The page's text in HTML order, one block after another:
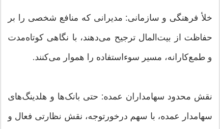
خلأ فرهنگی و سازمانی: مدیرانی که منافع شخصی را بر
حفاظت از بیت‌المال ترجیح می‌دهند، با نگاهی کوتاه‌مدت
و طمع‌کارانه، مسیر سوءاستفاده را هموار می‌کنند.
نقش محدود سهامداران عمده: حتی بانک‌ها و هلدینگ‌های
سهامدار عمده، با سهم درخورتوجه، نقش نظارتی فعال و